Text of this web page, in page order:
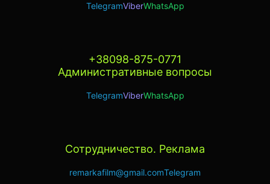
TelegramViberWhatsApp
+38098-875-0771
Административные вопросы
TelegramViberWhatsApp
Сотрудничество. Реклама
remarkafilm@gmail.comTelegram